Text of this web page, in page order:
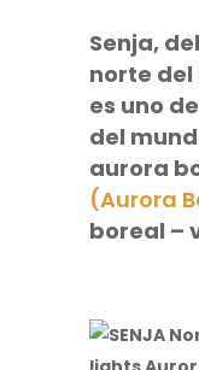
Senja,
norte del
es uno
del
aurora
(Aurora
boreal –